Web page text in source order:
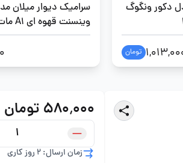
دکور ونگوگ
تومان
سرامیک دیوار میلان
120
۵۸۰٬۰۰۰ تومان
زمان ارسال: 2 روز کاری